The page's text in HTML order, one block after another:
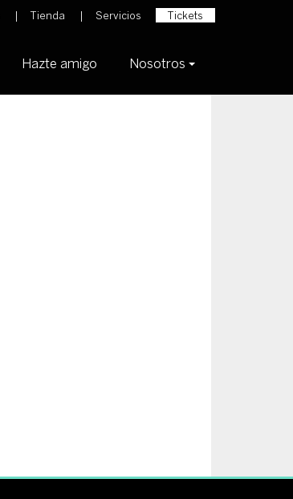
Tienda Servicios Tickets
Hazte amigo Nosotros